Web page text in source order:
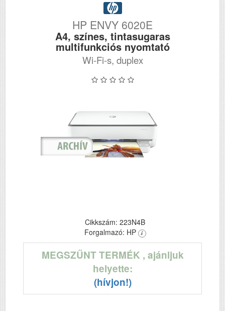
HP ENVY 6020E
A4, színes, tintasugaras
multifunkciós nyomtató
Wi-Fi-s, duplex
Cikkszám: 223N4B
Forgalmazó: HP
MEGSZŰNT TERMÉK , ajánljuk
helyette:
(hívjon!)